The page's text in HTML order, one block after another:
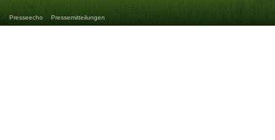
Presseecho Pressemitteilungen